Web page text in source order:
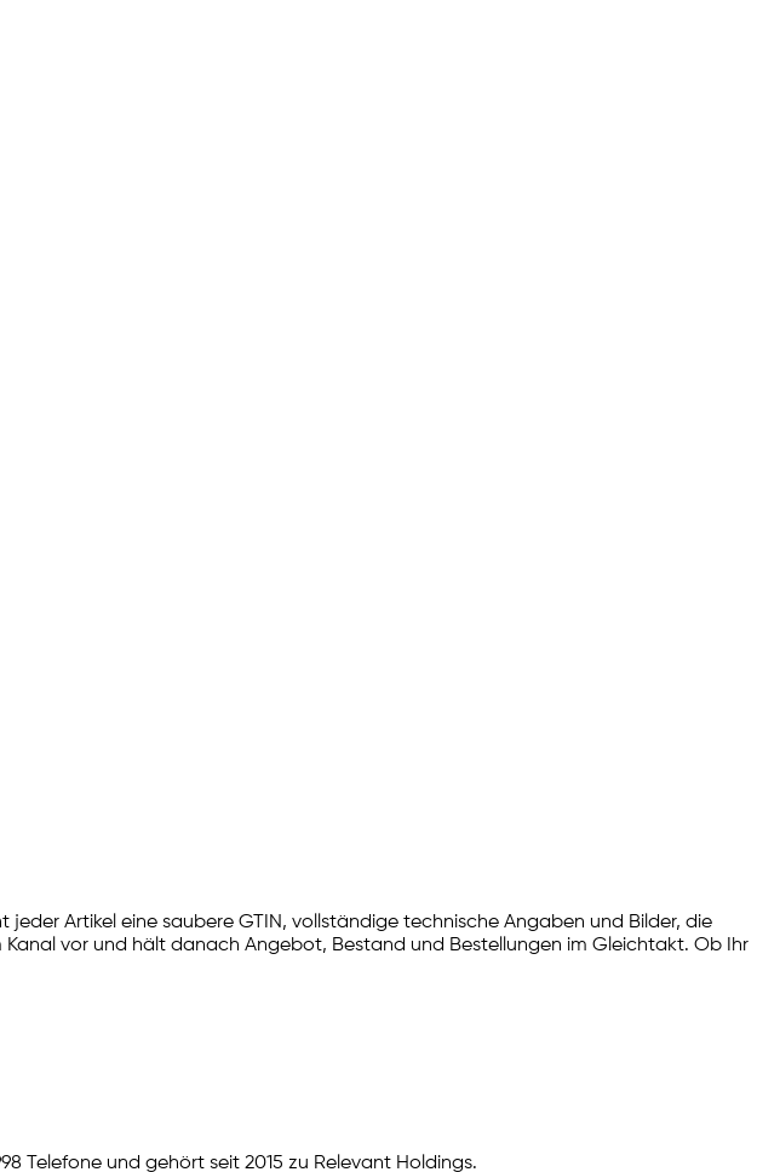
Artikel eine saubere GTIN, vollständige technische Angaben und Bilder, die
Kanal vor und hält danach Angebot, Bestand und Bestellungen im Gleichtakt. Ob Ihr
Telefone und gehört seit 2015 zu Relevant Holdings.